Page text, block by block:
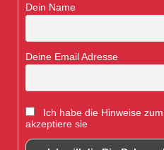
Dein Name
Deine Email Adresse
Ich habe die Hinweise
akzeptiere sie